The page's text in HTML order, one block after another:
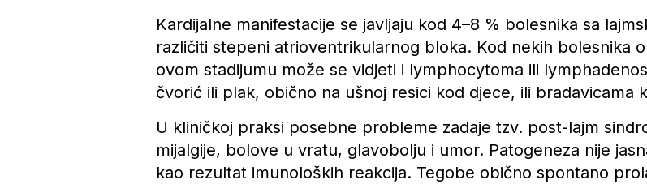
Kardijalne manifestacije se javljaju kod 4–8 % bolesnika sa
različiti stepeni atrioventrikularnog bloka. Kod nekih bolesnika
ovom stadijumu može se vidjeti i lymphocytoma ili
čvorić ili plak, obično na ušnoj resici kod djece, ili bradavicama
U kliničkoj praksi posebne probleme zadaje tzv. post-lajm
mijalgije, bolove u vratu, glavobolju i umor. Patogeneza nije
kao rezultat imunoloških reakcija. Tegobe obično spontano